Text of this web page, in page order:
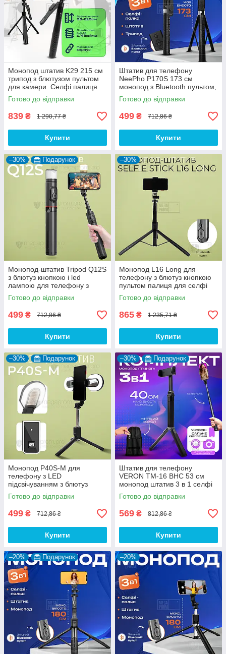
Монопод штатив K29 215 см
трипод з блютузом пультом
для камери. Селфі палиця
для телефона
Готово до відправки
839 ₴ 1 290,77 ₴
Купити
Штатив для телефону
NeePho P170S 173 см
монопод з Bluetooth пультом,
підсвічуванням і кнопкою для
фото селфі, відео
Готово до відправки
499 ₴ 712,86 ₴
Купити
–30% Подарунок
Монопод-штатив Tripod Q12S
з блютуз кнопкою і led
лампою для телефону з
пультом палиця для селфі
Готово до відправки
499 ₴ 712,86 ₴
Купити
–30%
Монопод L16 Long для
телефону з блютуз кнопкою
пультом палиця для селфі
Готово до відправки
865 ₴ 1 235,71 ₴
Купити
–30% Подарунок
Монопод P40S-M для
телефону з LED
підсвічуванням з блютуз
кнопкою пультом палиця для
селфі
Готово до відправки
499 ₴ 712,86 ₴
Купити
–30% Подарунок
Штатив для телефону
VERON TM-16 BHC 53 см
монопод штатив 3 в 1 селфі
палиця для телефону з
чохлом
Готово до відправки
569 ₴ 812,86 ₴
Купити
–20% Подарунок –20%